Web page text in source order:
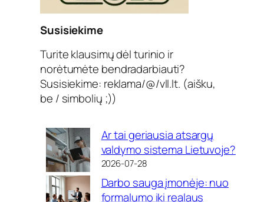
Susisiekime
Turite klausimų dėl turinio ir
norėtumėte bendradarbiauti?
Susisiekime: reklama/@/vll.lt. (aišku,
be / simbolių ;))
Ar tai geriausia atsargų
valdymo sistema Lietuvoje?
2026-07-28
Darbo sauga įmonėje: nuo
formalumo iki realaus